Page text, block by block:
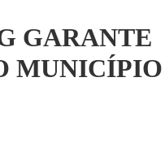
GARANTE
MUNICÍPIO